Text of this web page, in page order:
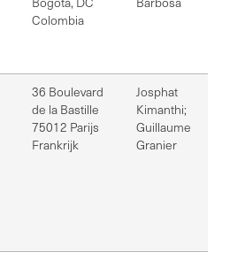
Colombia
36 Boulevard
de la Bastille
75012 Parijs
Frankrijk
Josphat
Kimanthi;
Guillaume
Granier